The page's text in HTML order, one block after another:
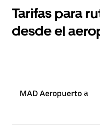
Tarifas para
desde el
MAD Aeropuerto a